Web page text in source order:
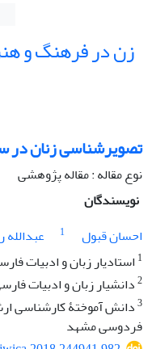
زن در فرهنگ و
تصویرشناسی زنان در
نوع مقاله : مقاله پژوهشی
نویسندگان
احسان قبول
1 عبدالله
1 استادیار زبان و ادبیات
2دانشیار زبان و ادبیات
3دانش آموختۀ کارشناسی
فردوسی مشهد